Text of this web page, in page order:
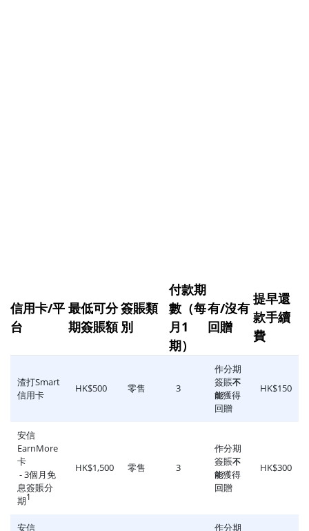
信用卡/平
台
最低可分
期簽賬額
簽賬類
別
付款期
數（每
月1
期）
有/沒有
回贈
提早還
款手續
費
渣打Smart
信用卡
HK$500 零售 3
作分期
簽賬不
能獲得
回贈
HK$150
安信
EarnMore
卡
- 3個月免
息簽賬分
期1
HK$1,500 零售 3
作分期
簽賬不
能獲得
回贈
HK$300
安信
作分期